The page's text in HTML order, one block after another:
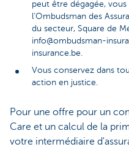
peut être dégagée,
l’Ombudsman des
du secteur, Square de
info@ombudsman-
insurance.be.
Vous conservez dans
action en justice.
Pour une offre pour un
Care et un calcul de la
votre intermédiaire